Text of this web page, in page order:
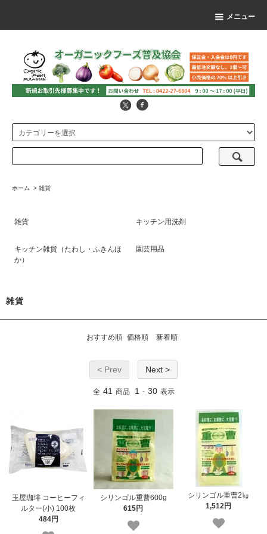
メニュー
ホーム > 雑貨
雑貨 キッチン用洗剤
キッチン雑貨（たわし・ふきんほ
か）
園芸用品
雑貨
おすすめ順 価格順 新着順
< Prev Next >
全 41 商品 1 - 30 表示
玉屋珈琲 コーヒーフィ
ルター(小) 100枚
484円
シリンゴル重曹600g
615円
シリンゴル重曹2㎏
1,512円